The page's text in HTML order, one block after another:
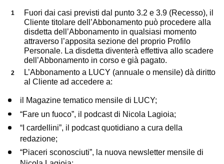
Fuori dai casi previsti dal punto 3.2 e 3.9 (Recesso), il
Cliente titolare dell’Abbonamento può procedere alla
disdetta dell’Abbonamento in qualsiasi momento
attraverso l’apposita sezione del proprio Profilo
Personale. La disdetta diventerà effettiva allo scadere
dell’Abbonamento in corso e già pagato.
L’Abbonamento a LUCY (annuale o mensile) dà diritto
al Cliente ad accedere a:
il Magazine tematico mensile di LUCY;
“Fare un fuoco”, il podcast di Nicola Lagioia;
“I cardellini”, il podcast quotidiano a cura della
redazione;
“Piaceri sconosciuti”, la nuova newsletter mensile di